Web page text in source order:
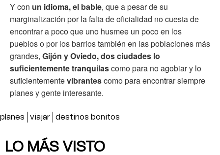
Y con un idioma, el bable, que a pesar de su
marginalización por la falta de oficialidad no cuesta de
encontrar a poco que uno husmee un poco en los
pueblos o por los barrios también en las poblaciones más
grandes, Gijón y Oviedo, dos ciudades lo
suficientemente tranquilascomo para no agobiar y lo
suficientementevibrantescomo para encontrar siempre
planes y gente interesante.
planes viajar destinos bonitos
LO MÁS VISTO